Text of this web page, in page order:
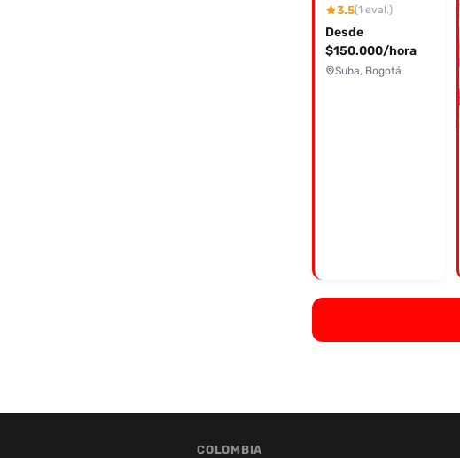
3.5(1 eval.)
Desde
$150.000/hora
Suba, Bogotá
COLOMBIA